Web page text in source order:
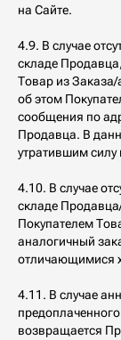
на Сайте.
4.9. В случае
складе
Товар из Заказа/
об этом
сообщения по
Продавца. В
утратившим
4.10. В случае
складе
Покупателем
аналогичный
отличающимися
4.11. В случае
возвращается